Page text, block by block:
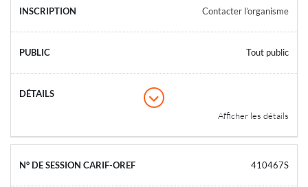
Contacter l’organisme
Tout public
Afficher les détails
410467S